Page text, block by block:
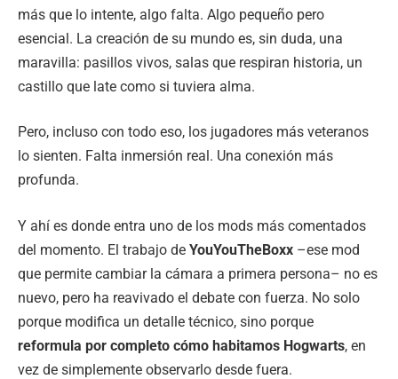
más que lo intente, algo falta. Algo pequeño pero
esencial. La creación de su mundo es, sin duda, una
maravilla: pasillos vivos, salas que respiran historia, un
castillo que late como si tuviera alma.
Pero, incluso con todo eso, los jugadores más veteranos
lo sienten. Falta inmersión real. Una conexión más
profunda.
Y ahí es donde entra uno de los mods más comentados
del momento. El trabajo de YouYouTheBoxx –ese mod
que permite cambiar la cámara a primera persona– no es
nuevo, pero ha reavivado el debate con fuerza. No solo
porque modifica un detalle técnico, sino porque
reformula por completo cómo habitamos Hogwarts, en
vez de simplemente observarlo desde fuera.